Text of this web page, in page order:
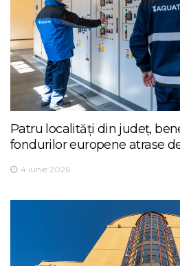
Patru localități din județ,
fondurilor europene atrase
4 iunie 2026